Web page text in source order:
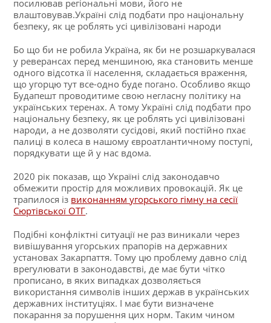
посилював регіональні мови, його не
влаштовував.Україні слід подбати про національну
безпеку, як це роблять усі цивілізовані народи
Бо що би не робила Україна, як би не розшаркувалася
у реверансах перед меншиною, яка становить менше
одного відсотка її населення, складається враження,
що угорцю тут все-одно буде погано. Особливо якщо
Будапешт проводитиме свою негласну політику на
українських теренах. А тому Україні слід подбати про
національну безпеку, як це роблять усі цивілізовані
народи, а не дозволяти сусідові, який постійно пхає
палиці в колеса в нашому євроатлантичному поступі,
порядкувати ще й у нас вдома.
2020 рік показав, що Україні слід законодавчо
обмежити простір для можливих провокацій. Як це
трапилося із виконанням угорського гімну на сесії
Сюртівської ОТГ.
Подібні конфліктні ситуації не раз виникали через
вивішування угорських прапорів на державних
установах Закарпаття. Тому цю проблему давно слід
врегулювати в законодавстві, де має бути чітко
прописано, в яких випадках дозволяється
використання символів інших держав в українських
державних інституціях. І має бути визначене
покарання за порушення цих норм. Таким чином